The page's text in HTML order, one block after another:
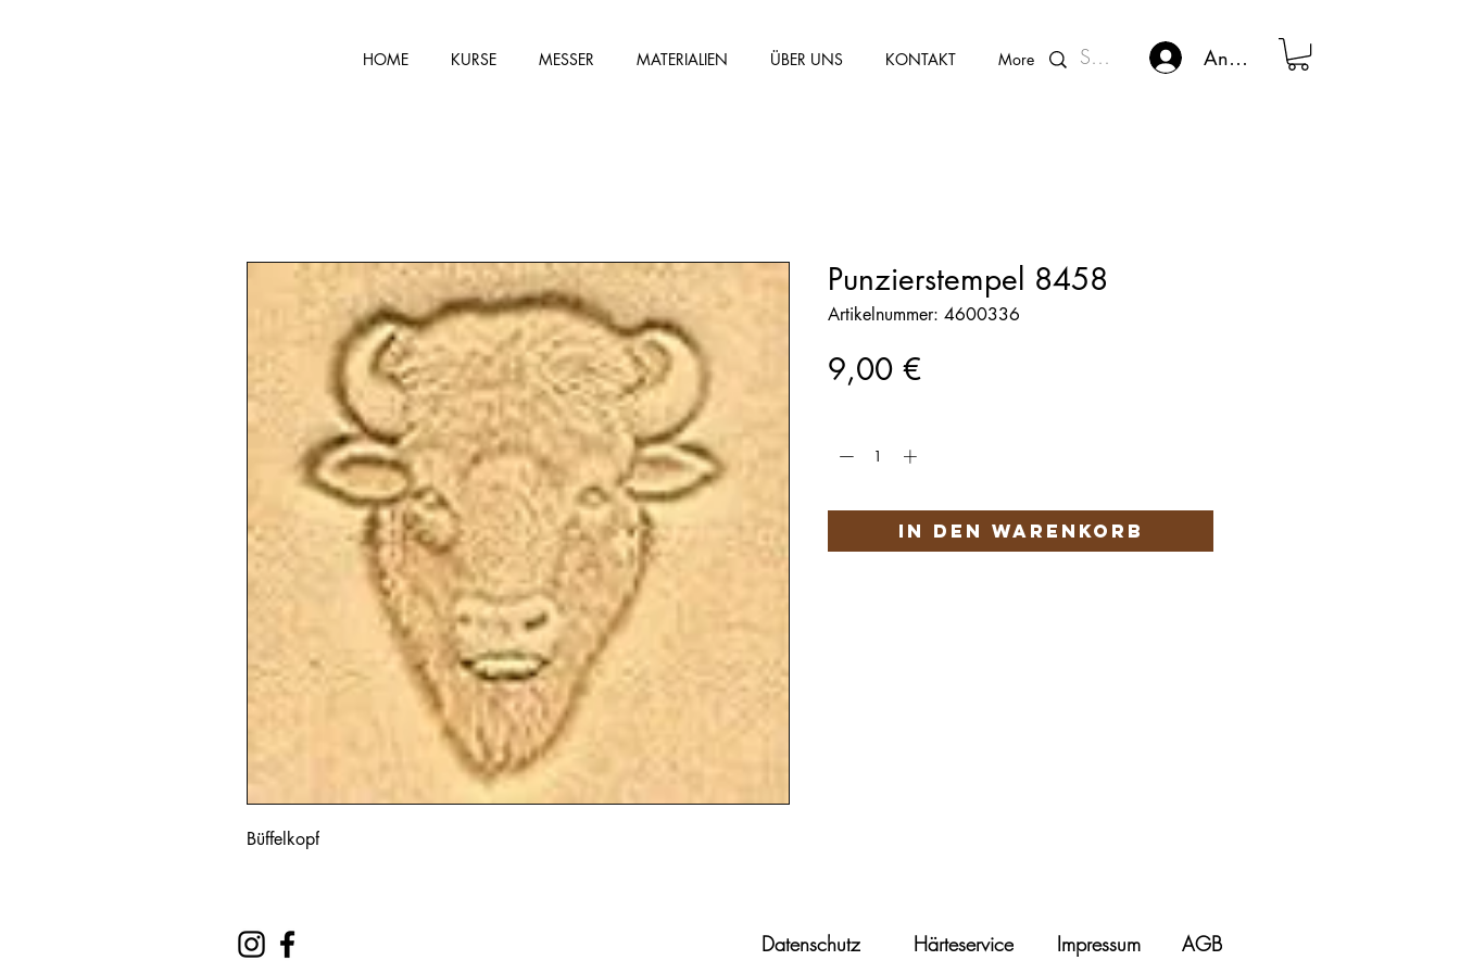
HOME KURSE MESSER MATERIALIEN ÜBER UNS KONTAKT More Kunden - Login
Anmelden
Büffelkopf
Punzierstempel 8458
Artikelnummer: 4600336
9,00 €Preis
In den Warenkorb
Datenschutz Härteservice Impressum AGB